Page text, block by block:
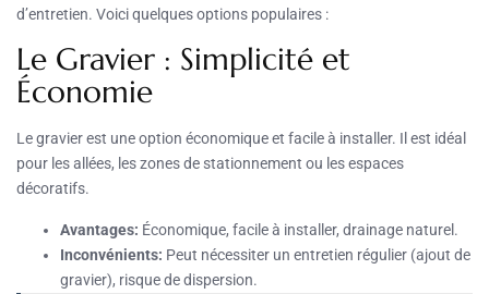
d’entretien. Voici quelques options populaires :
Le Gravier : Simplicité et
Économie
Le gravier est une option économique et facile à installer. Il est idéal
pour les allées, les zones de stationnement ou les espaces
décoratifs.
Avantages: Économique, facile à installer, drainage naturel.
Inconvénients: Peut nécessiter un entretien régulier (ajout de
gravier), risque de dispersion.